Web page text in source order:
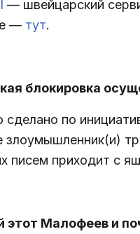
— швейцарский
— тут.
блокировка
сделано по
злоумышленник(и)
писем приходит с
этот Малофеев и